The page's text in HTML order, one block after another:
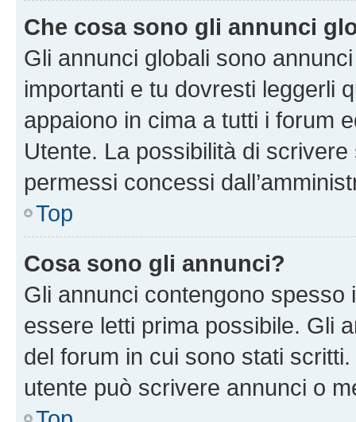
Che cosa sono gli annunci
Gli annunci globali sono
importanti e tu dovresti leggerli
appaiono in cima a tutti i forum
Utente. La possibilità di
permessi concessi
Top
Cosa sono gli annunci?
Gli annunci contengono
essere letti prima possibile. Gli
del forum in cui sono stati
utente può scrivere annunci o